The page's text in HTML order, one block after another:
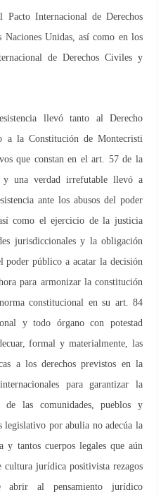
Internacional de Derechos
Naciones Unidas, así como en los
de Derechos Civiles y
llevó tanto al Derecho
a la Constitución de Montecristi
que constan en el art. 57 de la
y una verdad irrefutable llevó a
ante los abusos del poder
como el ejercicio de la justicia
jurisdiccionales y la obligación
poder público a acatar la decisión
para armonizar la constitución
constitucional en su art. 84
y todo órgano con potestad
formal y materialmente, las
a los derechos previstos en la
para garantizar la
las comunidades, pueblos y
legislativo por abulia no adecúa la
tantos cuerpos legales que aún
cultura jurídica positivista rezagos
abrir al pensamiento jurídico